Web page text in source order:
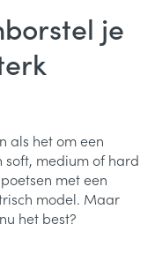
je
als het om een
soft, medium of hard
met een
model. Maar
het best?